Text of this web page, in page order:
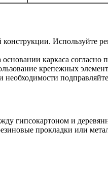
Используйте
каркаса согласно
крепежных
необходимости
гипсокартоном и
прокладки или